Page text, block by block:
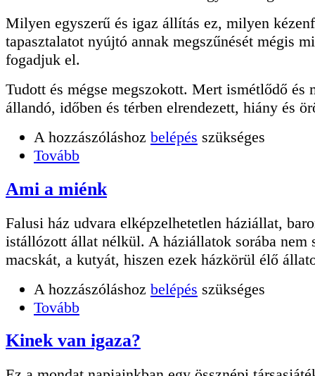
Milyen egyszerű és igaz állítás ez, milyen
tapasztalatot nyújtó annak megszűnését mégis
fogadjuk el.
Tudott és mégse megszokott. Mert ismétlődő és
állandó, időben és térben elrendezett, hiány és
A hozzászóláshoz belépés szükséges
Tovább
Ami a miénk
Falusi ház udvara elképzelhetetlen háziállat,
istállózott állat nélkül. A háziállatok sorába nem
macskát, a kutyát, hiszen ezek házkörül élő
A hozzászóláshoz belépés szükséges
Tovább
Kinek van igaza?